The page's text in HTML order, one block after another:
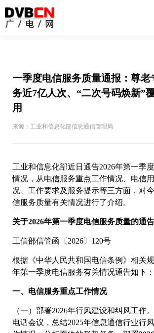
一季度电信服务质量通报：尊老
务近7亿人次、“二次号码焕新”
用
来源：工业和信息化部信息通信管理局
工业和信息化部近日通告2026年第一季
情况，从电信服务重点工作情况、电信
况、工作要求及服务提示等三方面，对
信服务质量有关情况进行了介绍。
关于2026年第一季度电信服务质量的通告
工信部信管函〔2026〕120号
根据《中华人民共和国电信条例》相关
年第一季度电信服务有关情况通告如下：
一、电信服务重点工作情况
（一）部署2026年行风建设和纠风工作
电话会议，总结2025年信息通信行业行